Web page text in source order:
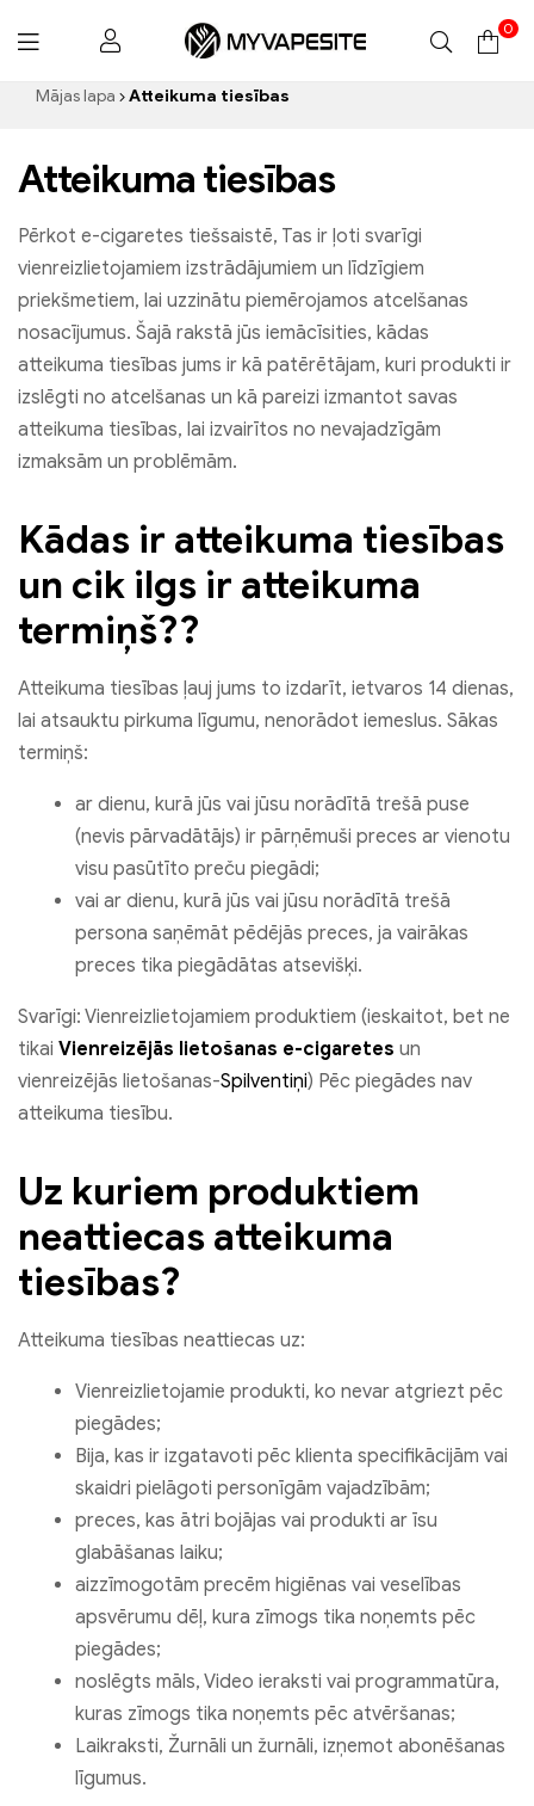
Myvapesite.de
0
Mājas lapa Atteikuma tiesības
Atteikuma tiesības
Pērkot e-cigaretes tiešsaistē, Tas ir ļoti svarīgi
vienreizlietojamiem izstrādājumiem un līdzīgiem
priekšmetiem, lai uzzinātu piemērojamos atcelšanas
nosacījumus. Šajā rakstā jūs iemācīsities, kādas
atteikuma tiesības jums ir kā patērētājam, kuri produkti ir
izslēgti no atcelšanas un kā pareizi izmantot savas
atteikuma tiesības, lai izvairītos no nevajadzīgām
izmaksām un problēmām.
Kādas ir atteikuma tiesības
un cik ilgs ir atteikuma
termiņš??
Atteikuma tiesības ļauj jums to izdarīt, ietvaros 14 dienas,
lai atsauktu pirkuma līgumu, nenorādot iemeslus. Sākas
termiņš:
ar dienu, kurā jūs vai jūsu norādītā trešā puse
(nevis pārvadātājs) ir pārņēmuši preces ar vienotu
visu pasūtīto preču piegādi;
vai ar dienu, kurā jūs vai jūsu norādītā trešā
persona saņēmāt pēdējās preces, ja vairākas
preces tika piegādātas atsevišķi.
Svarīgi: Vienreizlietojamiem produktiem (ieskaitot, bet ne
tikai Vienreizējās lietošanas e-cigaretes un
vienreizējās lietošanas-Spilventiņi) Pēc piegādes nav
atteikuma tiesību.
Uz kuriem produktiem
neattiecas atteikuma
tiesības?
Atteikuma tiesības neattiecas uz:
Vienreizlietojamie produkti, ko nevar atgriezt pēc
piegādes;
Bija, kas ir izgatavoti pēc klienta specifikācijām vai
skaidri pielāgoti personīgām vajadzībām;
preces, kas ātri bojājas vai produkti ar īsu
glabāšanas laiku;
aizzīmogotām precēm higiēnas vai veselības
apsvērumu dēļ, kura zīmogs tika noņemts pēc
piegādes;
noslēgts māls, Video ieraksti vai programmatūra,
kuras zīmogs tika noņemts pēc atvēršanas;
Laikraksti, Žurnāli un žurnāli, izņemot abonēšanas
līgumus.